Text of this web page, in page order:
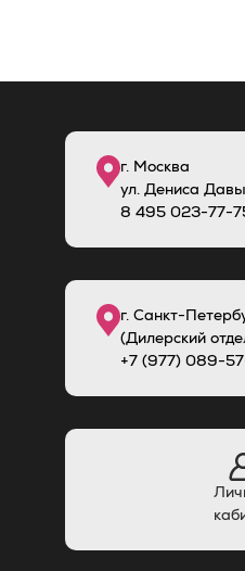
г. Москва
ул. Дениса
8 495 023-77-
г. Санкт-
(Дилерский
+7 (977) 089-